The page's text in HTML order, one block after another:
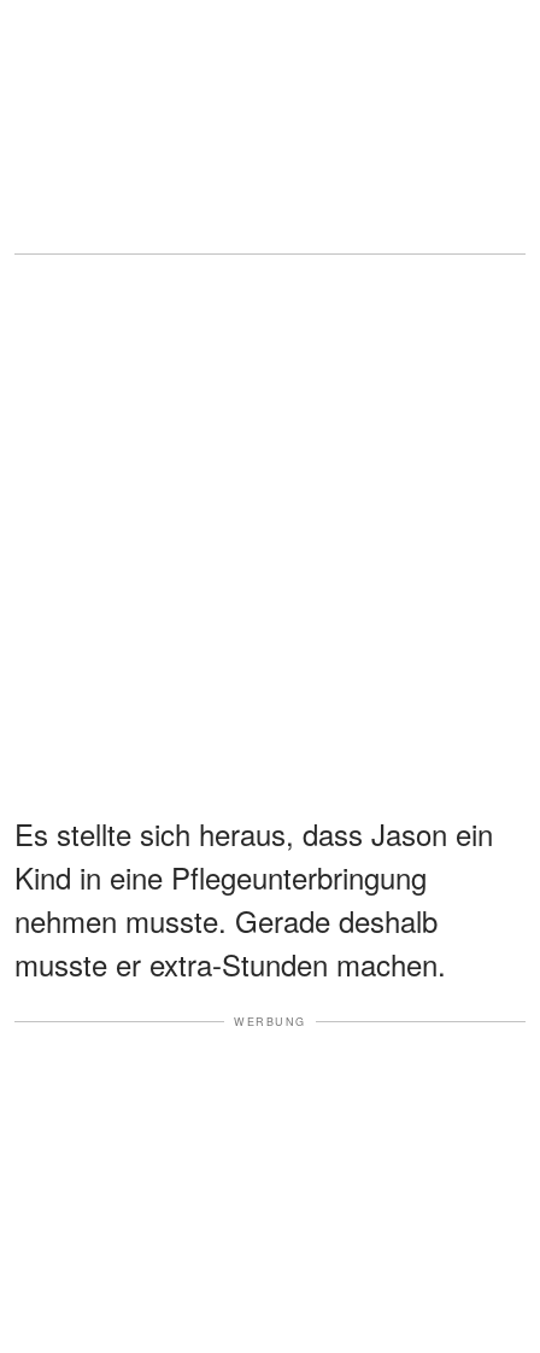
Es stellte sich heraus, dass Jason ein
Kind in eine Pflegeunterbringung
nehmen musste. Gerade deshalb
musste er extra-Stunden machen.
WERBUNG